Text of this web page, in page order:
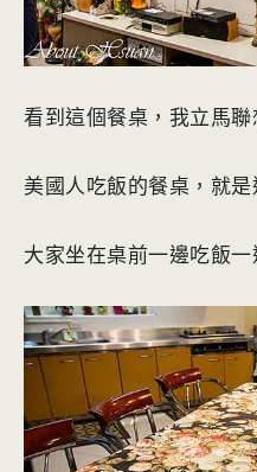
看到這個餐桌，我立馬
美國人吃飯的餐桌，就
大家坐在桌前一邊吃飯